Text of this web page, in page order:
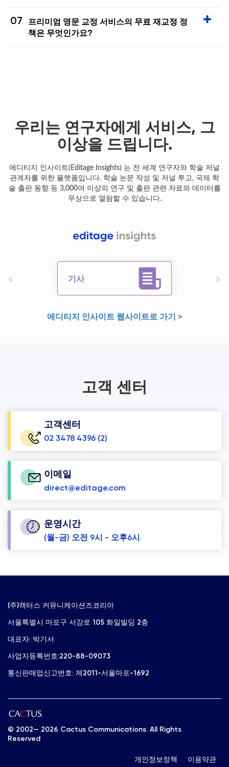
07 프리미엄 영문 교정 서비스의 무료 재교정 정
책은 무엇인가요?
우리는 연구자에게 서비스, 그
이상을 드립니다.
에디티지 인사이트(Editage Insights) 는 전 세계 연구자와 학술 저널
관계자를 위한 플랫폼입니다. 학술 논문 작성 및 저널 투고, 국제 학
술 출판 동향 등 3,000여 이상의 연구 및 출판 관련 자료와 데이터를
무상으로 열람할 수 있습니다.
기사
‹ ›
에디티지 인사이트 웹사이트로 가기 >
고객 센터
고객센터
02 3478 4396 (2)
이메일
direct@editage.com
운영시간
(월-금) 오전 9시 - 오후6시
(주)캑터스 커뮤니케이션즈코리아
서울특별시 마포구 서강로 105 화일빌딩 2층
대표자: 박기서
사업자등록번호:220-88-09073
통신판매업신고번호: 제2011-서울마포-1692
© 2002— 2026 Cactus Communications. All Rights
Reserved
이용약관
개인정보정책